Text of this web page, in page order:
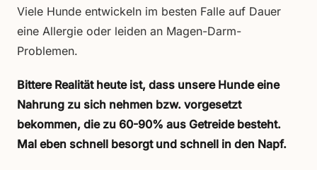
Viele Hunde entwickeln im besten Falle auf Dauer
eine Allergie oder leiden an Magen-Darm-
Problemen.
Bittere Realität heute ist, dass unsere Hunde eine
Nahrung zu sich nehmen bzw. vorgesetzt
bekommen, die zu 60-90% aus Getreide besteht.
Mal eben schnell besorgt und schnell in den Napf.